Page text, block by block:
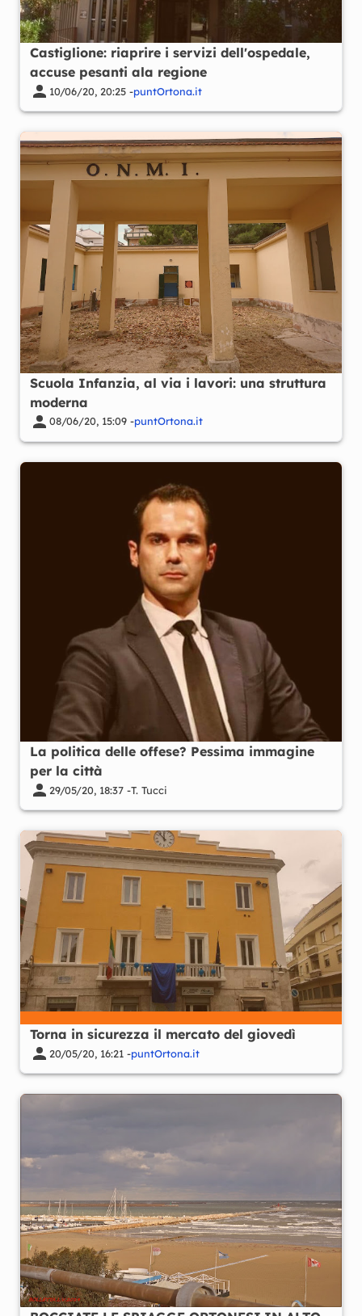
Castiglione: riaprire i servizi dell'ospedale,
accuse pesanti ala regione
10/06/20, 20:25 -puntOrtona.it
Scuola Infanzia, al via i lavori: una struttura
moderna
08/06/20, 15:09 -puntOrtona.it
La politica delle offese? Pessima immagine
per la città
29/05/20, 18:37 -T. Tucci
Torna in sicurezza il mercato del giovedì
20/05/20, 16:21 -puntOrtona.it